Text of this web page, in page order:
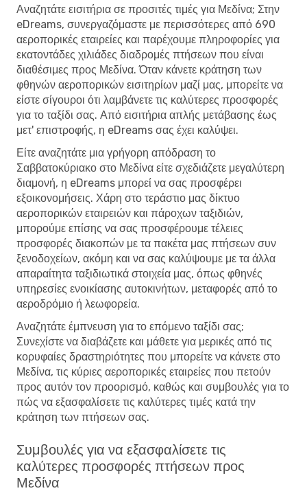
Αναζητάτε εισιτήρια σε προσιτές τιμές για Μεδίνα; Στην
eDreams, συνεργαζόμαστε με περισσότερες από 690
αεροπορικές εταιρείες και παρέχουμε πληροφορίες για
εκατοντάδες χιλιάδες διαδρομές πτήσεων που είναι
διαθέσιμες προς Μεδίνα. Όταν κάνετε κράτηση των
φθηνών αεροπορικών εισιτηρίων μαζί μας, μπορείτε να
είστε σίγουροι ότι λαμβάνετε τις καλύτερες προσφορές
για το ταξίδι σας. Από εισιτήρια απλής μετάβασης έως
μετ' επιστροφής, η eDreams σας έχει καλύψει.
Είτε αναζητάτε μια γρήγορη απόδραση το
Σαββατοκύριακο στο Μεδίνα είτε σχεδιάζετε μεγαλύτερη
διαμονή, η eDreams μπορεί να σας προσφέρει
εξοικονομήσεις. Χάρη στο τεράστιο μας δίκτυο
αεροπορικών εταιρειών και πάροχων ταξιδιών,
μπορούμε επίσης να σας προσφέρουμε τέλειες
προσφορές διακοπών με τα πακέτα μας πτήσεων συν
ξενοδοχείων, ακόμη και να σας καλύψουμε με τα άλλα
απαραίτητα ταξιδιωτικά στοιχεία μας, όπως φθηνές
υπηρεσίες ενοικίασης αυτοκινήτων, μεταφορές από το
αεροδρόμιο ή λεωφορεία.
Αναζητάτε έμπνευση για το επόμενο ταξίδι σας;
Συνεχίστε να διαβάζετε και μάθετε για μερικές από τις
κορυφαίες δραστηριότητες που μπορείτε να κάνετε στο
Μεδίνα, τις κύριες αεροπορικές εταιρείες που πετούν
προς αυτόν τον προορισμό, καθώς και συμβουλές για το
πώς να εξασφαλίσετε τις καλύτερες τιμές κατά την
κράτηση των πτήσεων σας.
Συμβουλές για να εξασφαλίσετε τις
καλύτερες προσφορές πτήσεων προς
Μεδίνα